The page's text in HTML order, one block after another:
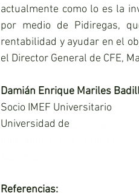
actualmente como lo es la
por medio de Pidiregas,
rentabilidad y ayudar en el
el Director General de CFE,
Damián Enrique Mariles
Socio IMEF Universitario
Universidad de
Referencias: